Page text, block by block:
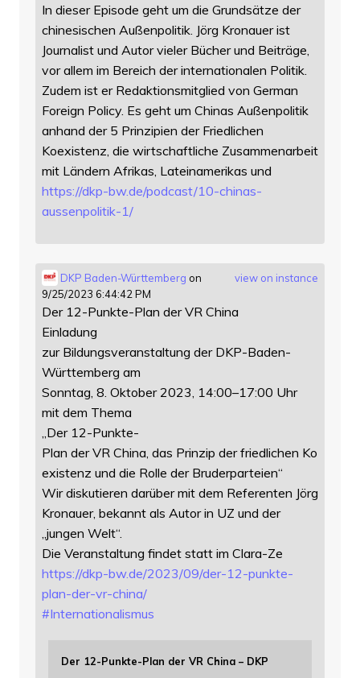
In dieser Episode geht um die Grundsätze der
chinesischen Außenpolitik. Jörg Kronauer ist
Journalist und Autor vieler Bücher und Beiträge,
vor allem im Bereich der internationalen Politik.
Zudem ist er Redaktionsmitglied von German
Foreign Policy. Es geht um Chinas Außenpolitik
anhand der 5 Prinzipien der Friedlichen
Koexistenz, die wirtschaftliche Zusammenarbeit
mit Ländern Afrikas, Lateinamerikas und
https://dkp-bw.de/podcast/10-chinas-
aussenpolitik-1/
view on instance
DKP Baden-Württemberg on
9/25/2023 6:44:42 PM
Der 12-Punkte-Plan der VR China
Einladung
zur Bildungsveranstaltung der DKP-Baden-
Württemberg am
Sonntag, 8. Oktober 2023, 14:00–17:00 Uhr
mit dem Thema
„Der 12-Punkte-
Plan der VR China, das Prinzip der friedlichen Ko
existenz und die Rolle der Bruderparteien“
Wir diskutieren darüber mit dem Referenten Jörg
Kronauer, bekannt als Autor in UZ und der
„jungen Welt“.
Die Veranstaltung findet statt im Clara-Ze
https://dkp-bw.de/2023/09/der-12-punkte-
plan-der-vr-china/
#Internationalismus
Der 12-Punkte-Plan der VR China – DKP